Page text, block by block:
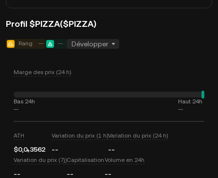
Profil $PIZZA($PIZZA)
Rang -- -- Développer
Marge des prix (24 h)
Bas 24h
--
Haut 24h
--
ATH
$0,0₅3562
Variation du prix (1 h)
--
Variation du prix (24 h)
--
Variation du prix (7j)
--
Capitalisation
--
Volume en 24h
--